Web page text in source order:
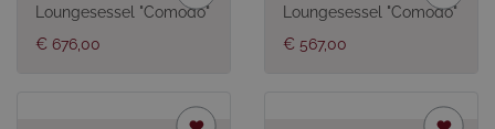
Loungesessel "Comodo"
€ 676,00
Loungesessel "Comodo"
€ 567,00